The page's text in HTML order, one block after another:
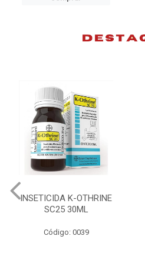
INSETICIDA K-OTHRINE
SC25 30ML
Código: 0039